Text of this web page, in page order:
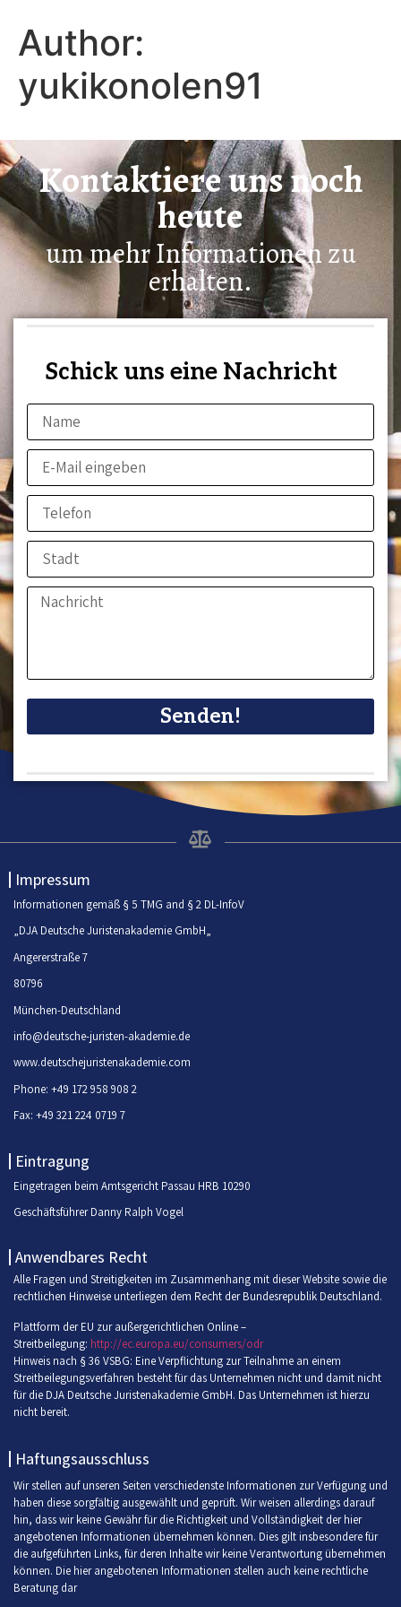
Author:
yukikonolen91
Schick uns eine Nachricht
Senden!
Kontaktiere uns noch
heute
um mehr Informationen zu
erhalten.
Impressum
Informationen gemäß § 5 TMG and § 2 DL-InfoV
„DJA Deutsche Juristenakademie GmbH„
Angererstraße 7
80796
München-Deutschland
info@deutsche-juristen-akademie.de
www.deutschejuristenakademie.com
Phone: +49 172 958 908 2
Fax: +49 321 224 0719 7
Eintragung
Eingetragen beim Amtsgericht Passau HRB 10290
Geschäftsführer Danny Ralph Vogel
Anwendbares Recht
Alle Fragen und Streitigkeiten im Zusammenhang mit dieser Website sowie die
rechtlichen Hinweise unterliegen dem Recht der Bundesrepublik Deutschland.
Plattform der EU zur außergerichtlichen Online –
Streitbeilegung: http://ec.europa.eu/consumers/odr
Hinweis nach § 36 VSBG: Eine Verpflichtung zur Teilnahme an einem
Streitbeilegungsverfahren besteht für das Unternehmen nicht und damit nicht
für die DJA Deutsche Juristenakademie GmbH. Das Unternehmen ist hierzu
nicht bereit.
Haftungsausschluss
Wir stellen auf unseren Seiten verschiedenste Informationen zur Verfügung und
haben diese sorgfältig ausgewählt und geprüft. Wir weisen allerdings darauf
hin, dass wir keine Gewähr für die Richtigkeit und Vollständigkeit der hier
angebotenen Informationen übernehmen können. Dies gilt insbesondere für
die aufgeführten Links, für deren Inhalte wir keine Verantwortung übernehmen
können. Die hier angebotenen Informationen stellen auch keine rechtliche
Beratung dar